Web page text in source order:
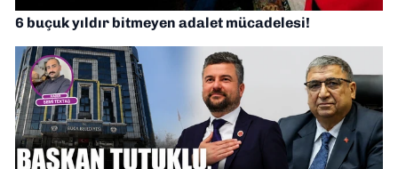
6 buçuk yıldır bitmeyen adalet mücadelesi!